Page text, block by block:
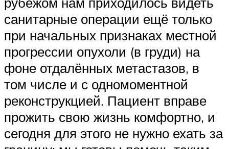
санитарные операции ещё только
при начальных признаках местной
прогрессии опухоли (в груди) на
фоне отдалённых метастазов, в
том числе и с одномоментной
реконструкцией. Пациент вправе
прожить свою жизнь комфортно, и
сегодня для этого не нужно ехать за